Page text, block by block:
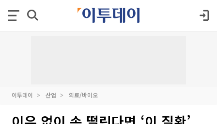
이투데이 산업 의료/바이오